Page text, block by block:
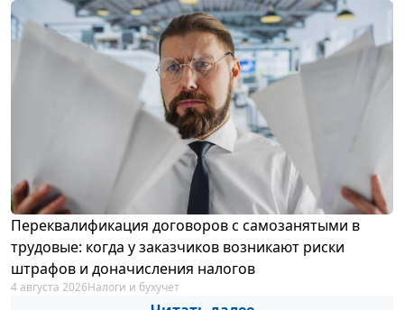
Переквалификация договоров с самозанятыми в
трудовые: когда у заказчиков возникают риски
штрафов и доначисления налогов
4 августа 2026Налоги и бухучет